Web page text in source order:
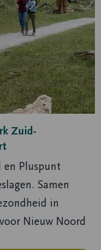
Zuid-
en Pluspunt
Samen
in
Nieuw Noord